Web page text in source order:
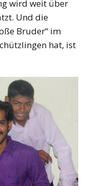
wird weit über
Und die
Bruder“ im
hat, ist